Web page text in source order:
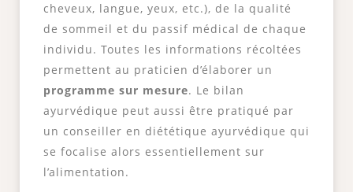
cheveux, langue, yeux, etc.), de la qualité
de sommeil et du passif médical de chaque
individu. Toutes les informations récoltées
permettent au praticien d’élaborer un
programme sur mesure. Le bilan
ayurvédique peut aussi être pratiqué par
un conseiller en diététique ayurvédique qui
se focalise alors essentiellement sur
l’alimentation.